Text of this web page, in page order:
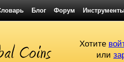
Блог Форум
Хотите
или